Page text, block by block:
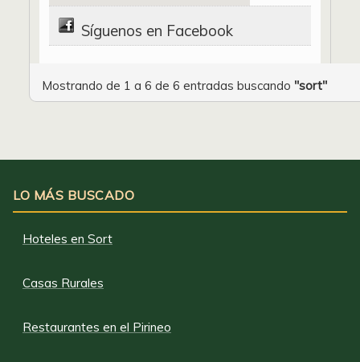
Síguenos en Facebook
Mostrando de 1 a 6 de 6 entradas buscando "sort"
LO MÁS BUSCADO
Hoteles en Sort
Casas Rurales
Restaurantes en el Pirineo